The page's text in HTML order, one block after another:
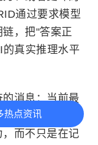
通过要求模型
，把"答案正
真实推理水平
消息：当前最
逻辑推理任务
而不只是在记
热点资讯